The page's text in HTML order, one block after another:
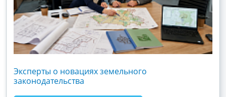
Эксперты о новациях земельного
законодательства